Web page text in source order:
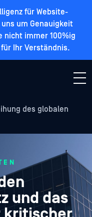
für Website-
um Genauigkeit
nicht immer 100%ig
Ihr Verständnis.
des globalen
und das